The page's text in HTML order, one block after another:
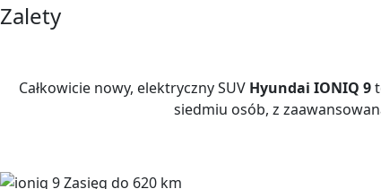
Zalety
Całkowicie nowy, elektryczny SUV Hyundai IONIQ 9
siedmiu osób, z